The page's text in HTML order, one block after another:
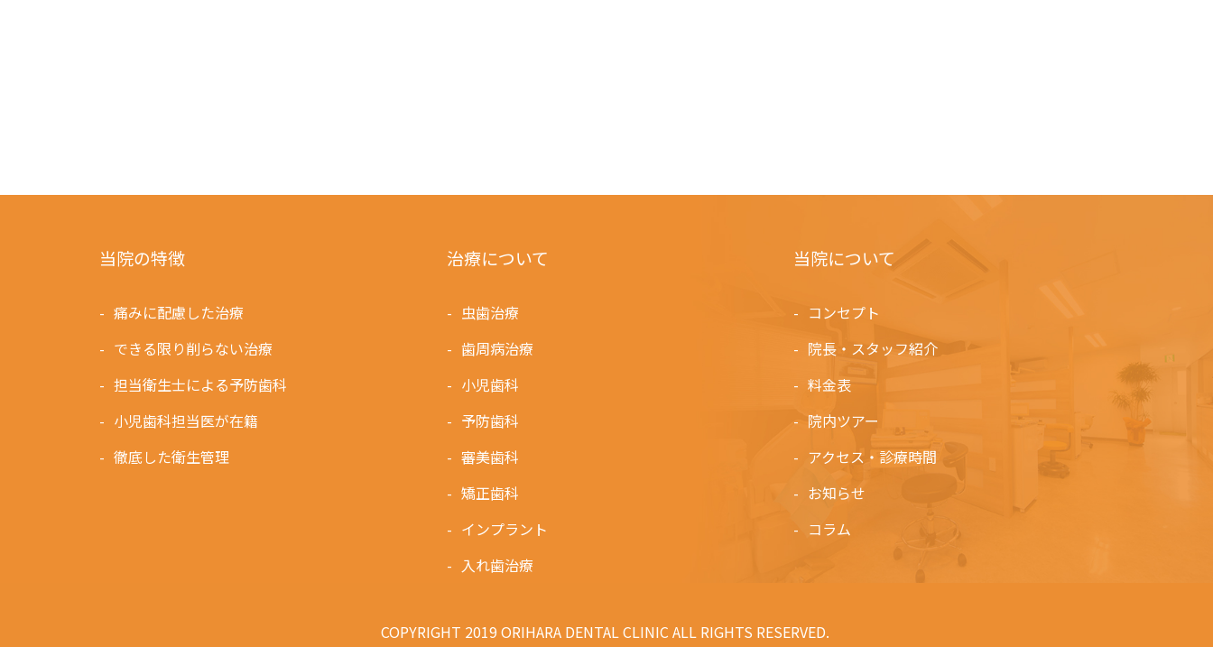
当院の特徴
痛みに配慮した治療
できる限り削らない治療
担当衛生士による予防歯科
小児歯科担当医が在籍
徹底した衛生管理
治療について
虫歯治療
歯周病治療
小児歯科
予防歯科
審美歯科
矯正歯科
インプラント
入れ歯治療
当院について
コンセプト
院長・スタッフ紹介
料金表
院内ツアー
アクセス・診療時間
お知らせ
コラム
COPYRIGHT 2019 ORIHARA DENTAL CLINIC ALL RIGHTS RESERVED.